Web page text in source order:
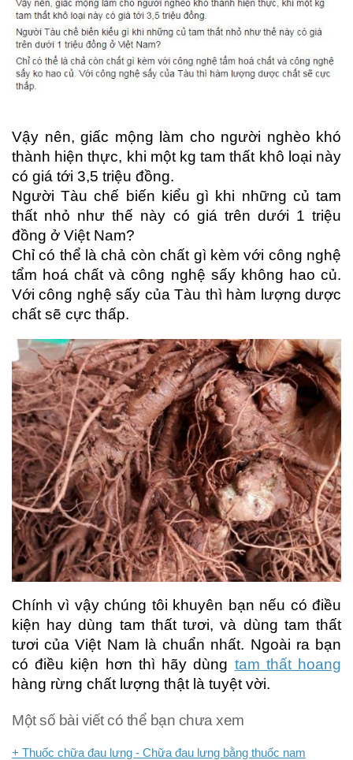
Vậy nên, giấc mộng làm cho người nghèo khó
thành hiện thực, khi một kg tam thất khô loại này
có giá tới 3,5 triệu đồng.
Người Tàu chế biến kiểu gì khi những củ tam
thất nhỏ như thế này có giá trên dưới 1 triệu
đồng ở Việt Nam?
Chỉ có thể là chả còn chất gì kèm với công nghệ
tẩm hoá chất và công nghệ sấy không hao củ.
Với công nghệ sấy của Tàu thì hàm lượng dược
chất sẽ cực thấp.
Chính vì vậy chúng tôi khuyên bạn nếu có điều
kiện hay dùng tam thất tươi, và dùng tam thất
tươi của Việt Nam là chuẩn nhất. Ngoài ra bạn
có điều kiện hơn thì hãy dùng tam thất hoang
hàng rừng chất lượng thật là tuyệt vời.
Một số bài viết có thể bạn chưa xem
+ Thuốc chữa đau lưng - Chữa đau lưng bằng thuốc nam